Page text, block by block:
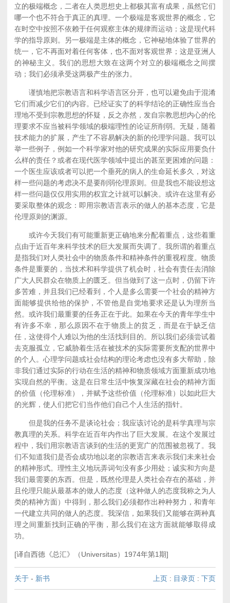
立的极端概念，二者在人类思想史上都极其富有成果，虽然它们
哪一个也不符合于真正的真理。一个极端是客观世界的概念，它
在时空中按照不依赖于任何观察主体的规律而运动；这是现代科
学的指导原则。另一极端是主体的概念，它神秘地体验了世界的
统一，它不再面对着任何客体，也不面对客观世界；这是亚洲人
的神秘主义。我们的思想大致在这两个对立的极端概念之间摆
动；我们必须承受这两极产生的张力。
谨慎地把宗教语言和科学语言区分开，也可以避免由于混淆
它们而减少它们的内容。已经证实了的科学结论的正确性应当合
理地不受到宗教思想的怀疑，反之亦然，发自宗教思想内心的伦
理要求不应当被科学领域的极端理性的论证所削弱。无疑，随着
技术能力的扩展，产生了不容易解决的新的伦理学问题。我可以
举一些例子，例如一个科学家对他的研究成果的实际应用要负什
么样的责任？或者在现代医学领域中提出的甚至更困难的问题：
一个医生应该或者可以把一个垂死的病人的生命延长多久，对这
样一些问题的考虑决不是要削弱伦理原则。但是我也不能设想这
样一些问题仅仅用实用的权宜之计就可以解决。或许在这里有必
要采取整体的观念：即用宗教语言表示的做人的基本态度，它是
伦理原则的渊源。
或许今天我们有可能重新更正确地来分配着重点，这些着重
点由于近百年来科学技术的巨大发展而失调了。我所谓的着重点
是指我们对人类社会中的物质条件和精神条件的重视程度。物质
条件是重要的，当技术和科学提供了机会时，社会有责任去消除
广大人民群众在物质上的匮乏。但当做到了这一点时，仍留下许
多苦难，并且我们已经看到，个人是多么需要一个社会的精神方
面能够提供给他的保护，不管他是自觉地要求还是认为理所当
然。或许我们最重要的任务正在于此。如果在今天的青年学生中
有许多不幸，那么原因不在于物质上的贫乏，而是在于缺乏信
任，这使得个人难以为他的生活找到目的。所以我们必须尝试着
去克服孤立，它威胁着生活在被技术的实际需要所支配的世界中
的个人。心理学问题或社会结构的理论考虑也没有多大帮助，除
非我们通过实际的行动在生活的精神和物质领域方面重新成功地
实现自然的平衡。这是在日常生活中恢复深藏在社会的精神方面
的价值（伦理标准），并赋予这些价值（伦理标准）以如此巨大
的光辉，使人们把它们当作他们自己个人生活的指针。
但是我的任务不是谈论社会；我应该讨论的是科学真理与宗
教真理的关系。科学在近百年内作出了巨大发展。在这个发展过
程中，我们用宗教语言谈到的生活的更宽广的范围被忽视了。我
们不知道我们是否会成功地以老的宗教语言来表示我们未来社会
的精神形式。理性主义地玩弄词句没有多少用处；诚实和方向是
我们最需要的东西。但是，既然伦理是人类社会存在的基础，并
且伦理只能从最基本的做人的态度（这种做人的态度我称之为人
类的精神方面）中得到，那么我们必须都作出种种努力，和青年
一代建立共同的做人的态度。我深信，如果我们又能够在两种真
理之间重新找到正确的平衡，那么我们在这方面就能够取得成
功。
[译自西德《总汇》（Universitas）1974年第1期]
关于 - 新书 上页 : 目录页 : 下页